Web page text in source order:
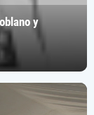
y